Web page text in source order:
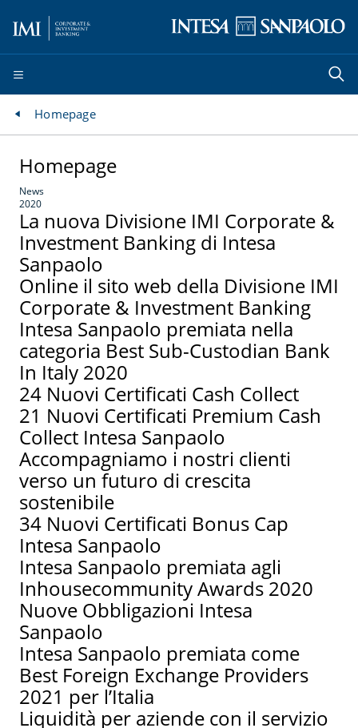
Homepage
Homepage
News
2020
La nuova Divisione IMI Corporate &
Investment Banking di Intesa
Sanpaolo
Online il sito web della Divisione IMI
Corporate & Investment Banking
Intesa Sanpaolo premiata nella
categoria Best Sub-Custodian Bank
In Italy 2020
24 Nuovi Certificati Cash Collect
21 Nuovi Certificati Premium Cash
Collect Intesa Sanpaolo
Accompagniamo i nostri clienti
verso un futuro di crescita
sostenibile
34 Nuovi Certificati Bonus Cap
Intesa Sanpaolo
Intesa Sanpaolo premiata agli
Inhousecommunity Awards 2020
Nuove Obbligazioni Intesa
Sanpaolo
Intesa Sanpaolo premiata come
Best Foreign Exchange Providers
2021 per l’Italia
Liquidità per aziende con il servizio